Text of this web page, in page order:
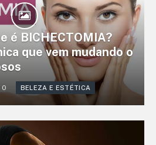
é BICHECTOMIA?
que vem mudando o
0 BELEZA E ESTÉTICA